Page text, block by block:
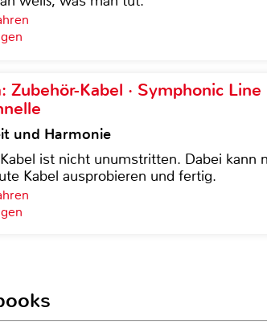
Zubehör-Kabel · Symphonic
und Harmonie
ist nicht unumstritten. Dabei kann
Kabel ausprobieren und fertig.